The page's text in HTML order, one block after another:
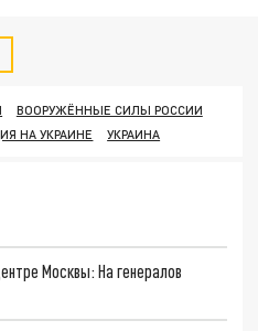
ВООРУЖЁННЫЕ СИЛЫ РОССИИ
НА УКРАИНЕ
УКРАИНА
Москвы: На генералов